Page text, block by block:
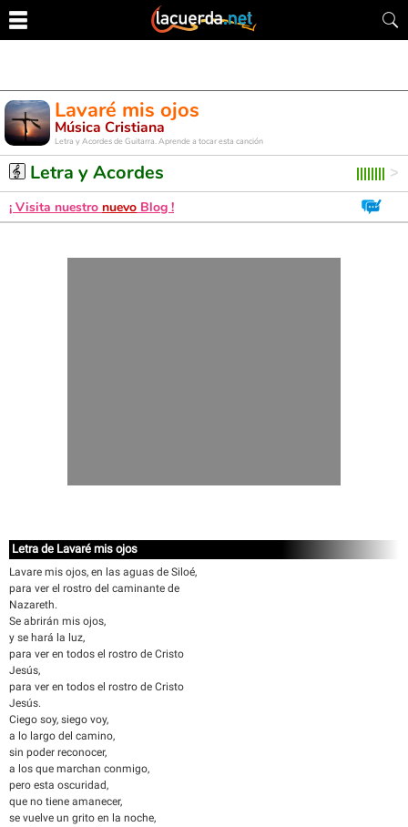
Lavaré mis ojos
Música Cristiana
Letra y Acordes de Guitarra. Aprende a tocar esta canción
Letra y Acordes
¡ Visita nuestro nuevo Blog !
Letra de Lavaré mis ojos
Lavare mis ojos, en las aguas de Siloé,
para ver el rostro del caminante de
Nazareth.
Se abrirán mis ojos,
y se hará la luz,
para ver en todos el rostro de Cristo
Jesús,
para ver en todos el rostro de Cristo
Jesús.
Ciego soy, siego voy,
a lo largo del camino,
sin poder reconocer,
a los que marchan conmigo,
pero esta oscuridad,
que no tiene amanecer,
se vuelve un grito en la noche,